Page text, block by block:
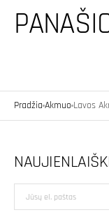
Pradžia Akmuo Lavos
Jūsų
el.